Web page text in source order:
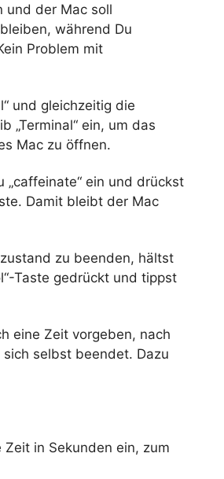
und der Mac soll
während Du
Problem mit
und gleichzeitig die
„Terminal“ ein, um das
Mac zu öffnen.
„caffeinate“ ein und drückst
Damit bleibt der Mac
zu beenden, hältst
Taste gedrückt und tippst
eine Zeit vorgeben, nach
selbst beendet. Dazu
in Sekunden ein, zum